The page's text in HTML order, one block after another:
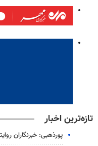
تازه‌ترین اخبار
پورذهبی: خبرنگاران